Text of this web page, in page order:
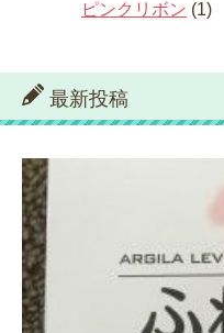
ピンクリボン (1)
最新投稿